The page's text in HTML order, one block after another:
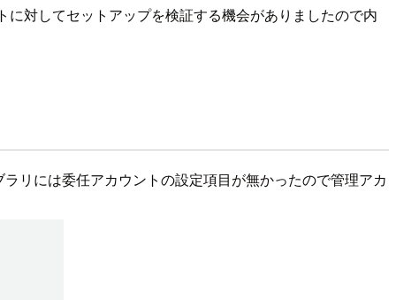
対してセットアップを検証する機会がありましたので内
リには委任アカウントの設定項目が無かったので管理アカ